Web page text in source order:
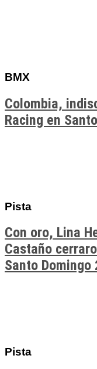
BMX
Colombia,
Racing en
Pista
Con oro, Lina
Castaño
Santo Domingo
Pista